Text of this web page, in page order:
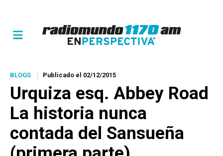
BLOGS Publicado el 02/12/2015
Urquiza esq. Abbey Road
La historia nunca
contada del Sansueña